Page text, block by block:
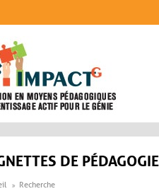
DE
Recherche